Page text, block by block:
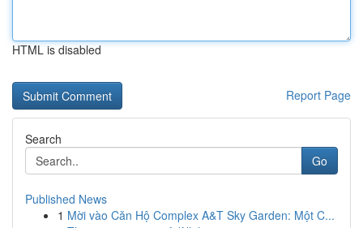
HTML is disabled
Report Page
Search
Go
Published News
1 Mời vào Căn Hộ Complex A&T Sky Garden: Một C...